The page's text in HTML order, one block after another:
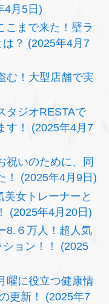
4月5日)
こまで来た！壁ラ
？ (2025年4月7
む！大型店舗で実
タジオRESTAで
す！ (2025年4月7
祝いのために、同
！ (2025年4月9日)
美女トレーナーと
(2025年4月20日)
8.６万人！超人気
ション！！ (2025
曜に役立つ健康情
更新！ (2025年7